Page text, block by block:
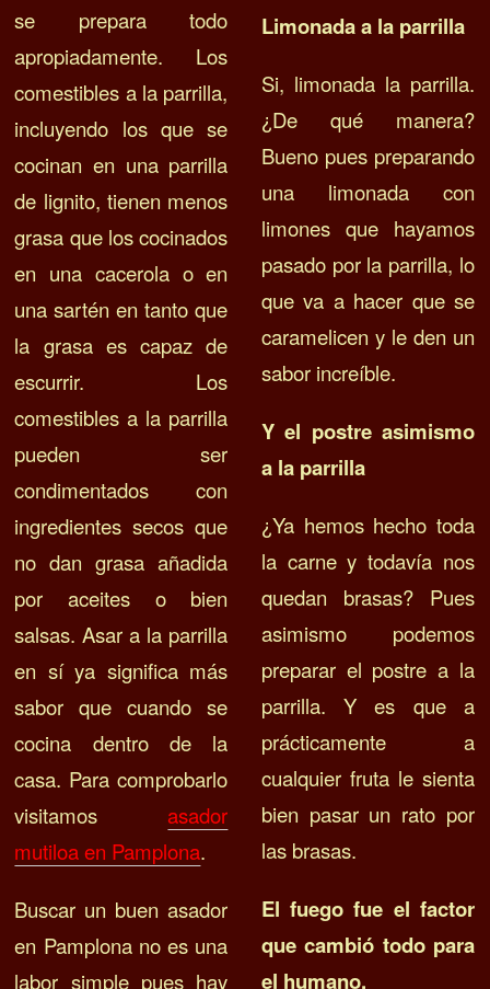
se prepara todo
apropiadamente. Los
comestibles a la parrilla,
incluyendo los que se
cocinan en una parrilla
de lignito, tienen menos
grasa que los cocinados
en una cacerola o en
una sartén en tanto que
la grasa es capaz de
escurrir. Los
comestibles a la parrilla
pueden ser
condimentados con
ingredientes secos que
no dan grasa añadida
por aceites o bien
salsas. Asar a la parrilla
en sí ya significa más
sabor que cuando se
cocina dentro de la
casa. Para comprobarlo
visitamosasador
mutiloa en Pamplona.
Buscar un buen asador
en Pamplona no es una
labor simple pues hay
Limonada a la parrilla
Si, limonada la parrilla.
¿De qué manera?
Bueno pues preparando
una limonada con
limones que hayamos
pasado por la parrilla, lo
que va a hacer que se
caramelicen y le den un
sabor increíble.
Y el postre asimismo
a la parrilla
¿Ya hemos hecho toda
la carne y todavía nos
quedan brasas? Pues
asimismo podemos
preparar el postre a la
parrilla. Y es que a
prácticamente a
cualquier fruta le sienta
bien pasar un rato por
las brasas.
El fuego fue el factor
que cambió todo para
el humano.